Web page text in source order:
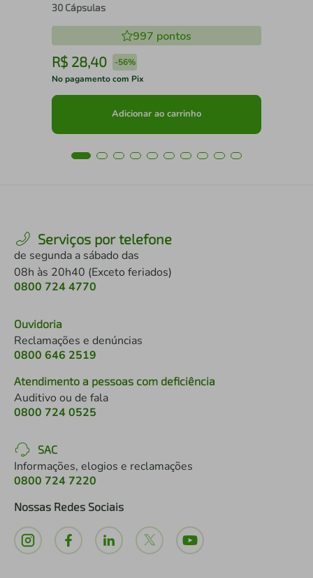
30 Cápsulas
997 pontos
R$ 28,40 -56%
No pagamento com Pix
Adicionar ao carrinho
Serviços por telefone
de segunda a sábado das
08h às 20h40 (Exceto feriados)
0800 724 4770
Ouvidoria
Reclamações e denúncias
0800 646 2519
Atendimento a pessoas com deficiência
Auditivo ou de fala
0800 724 0525
SAC
Informações, elogios e reclamações
0800 724 7220
Nossas Redes Sociais